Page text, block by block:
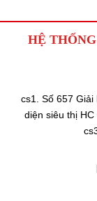
HỆ
cs1. Số 657
diện siêu thị